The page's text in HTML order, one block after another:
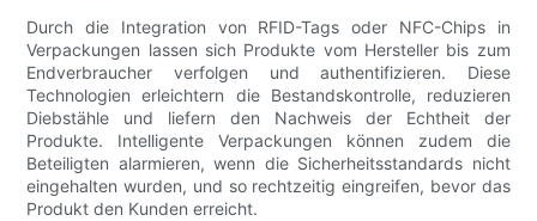
Durch die Integration von RFID-Tags oder NFC-Chips in
Verpackungen lassen sich Produkte vom Hersteller bis zum
Endverbraucher verfolgen und authentifizieren. Diese
Technologien erleichtern die Bestandskontrolle, reduzieren
Diebstähle und liefern den Nachweis der Echtheit der
Produkte. Intelligente Verpackungen können zudem die
Beteiligten alarmieren, wenn die Sicherheitsstandards nicht
eingehalten wurden, und so rechtzeitig eingreifen, bevor das
Produkt den Kunden erreicht.